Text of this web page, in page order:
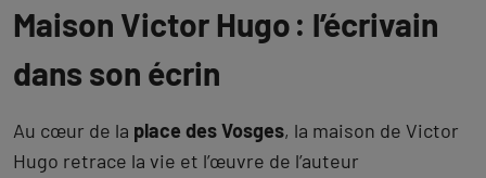
Maison Victor Hugo : l’écrivain
dans son écrin
Au cœur de la place des Vosges, la maison de Victor
Hugo retrace la vie et l’œuvre de l’auteur